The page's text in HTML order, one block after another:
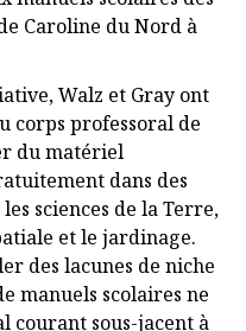
Caroline du Nord à
Walz et Gray ont
corps professoral de
du matériel
dans des
sciences de la Terre,
et le jardinage.
des lacunes de niche
manuels scolaires ne
courant sous-jacent à